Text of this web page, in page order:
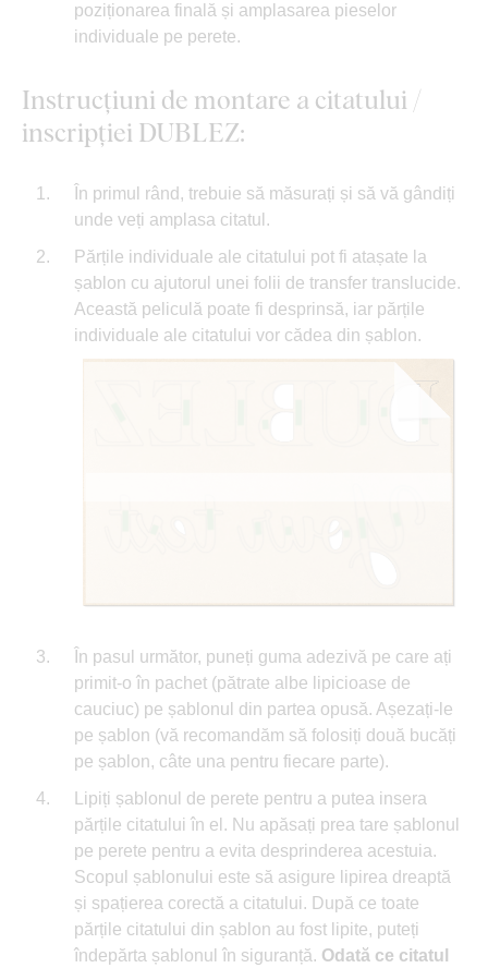
poziționarea finală și amplasarea pieselor
individuale pe perete.
Instrucțiuni de montare a citatului /
inscripției DUBLEZ:
În primul rând, trebuie să măsurați și să vă gândiți
unde veți amplasa citatul.
Părțile individuale ale citatului pot fi atașate la
șablon cu ajutorul unei folii de transfer translucide.
Această peliculă poate fi desprinsă, iar părțile
individuale ale citatului vor cădea din șablon.
În pasul următor, puneți guma adezivă pe care ați
primit-o în pachet (pătrate albe lipicioase de
cauciuc) pe șablonul din partea opusă. Așezați-le
pe șablon (vă recomandăm să folosiți două bucăți
pe șablon, câte una pentru fiecare parte).
Lipiți șablonul de perete pentru a putea insera
părțile citatului în el. Nu apăsați prea tare șablonul
pe perete pentru a evita desprinderea acestuia.
Scopul șablonului este să asigure lipirea dreaptă
și spațierea corectă a citatului. După ce toate
părțile citatului din șablon au fost lipite, puteți
îndepărta șablonul în siguranță. Odată ce citatul